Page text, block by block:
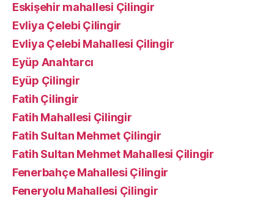
Eskişehir mahallesi Çilingir
Evliya Çelebi Çilingir
Evliya Çelebi Mahallesi Çilingir
Eyüp Anahtarcı
Eyüp Çilingir
Fatih Çilingir
Fatih Mahallesi Çilingir
Fatih Sultan Mehmet Çilingir
Fatih Sultan Mehmet Mahallesi Çilingir
Fenerbahçe Mahallesi Çilingir
Feneryolu Mahallesi Çilingir